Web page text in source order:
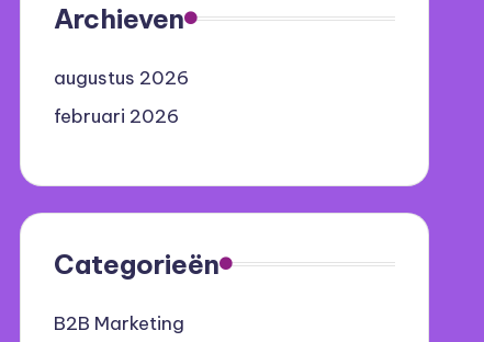
Archieven
augustus 2026
februari 2026
Categorieën
B2B Marketing